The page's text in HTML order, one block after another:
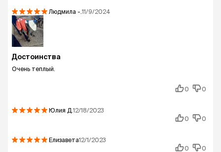
Людмила -.11/9/2024
Достоинства
Очень теплый.
0 0
Юлия Д.12/18/2023
0
0
Елизавета12/1/2023
0
0